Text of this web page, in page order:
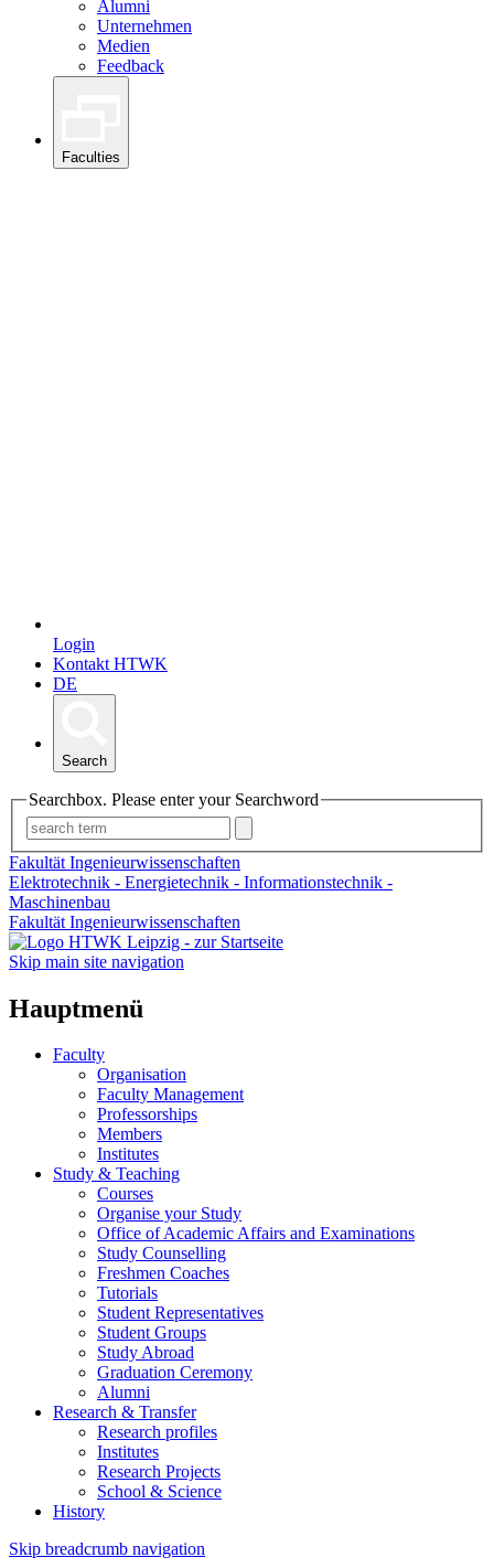
Alumni
Unternehmen
Medien
Feedback
Faculties
Login
Kontakt HTWK
DE
Search
Searchbox. Please enter your Searchword
Fakultät Ingenieurwissenschaften
Elektrotechnik - Energietechnik - Informationstechnik -
Maschinenbau
Fakultät Ingenieurwissenschaften
Skip main site navigation
Hauptmenü
Faculty
Organisation
Faculty Management
Professorships
Members
Institutes
Study & Teaching
Courses
Organise your Study
Office of Academic Affairs and Examinations
Study Counselling
Freshmen Coaches
Tutorials
Student Representatives
Student Groups
Study Abroad
Graduation Ceremony
Alumni
Research & Transfer
Research profiles
Institutes
Research Projects
School & Science
History
Skip breadcrumb navigation